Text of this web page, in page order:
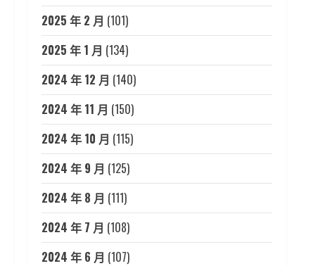
2025 年 2 月 (101)
2025 年 1 月 (134)
2024 年 12 月 (140)
2024 年 11 月 (150)
2024 年 10 月 (115)
2024 年 9 月 (125)
2024 年 8 月 (111)
2024 年 7 月 (108)
2024 年 6 月 (107)